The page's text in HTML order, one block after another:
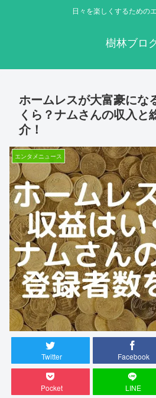
日々を楽しくするための
樹林ブロ
ホームレスが大富豪にな
くら？ナムさんの収入と
介！
エンタメニュース
Twitter Facebook
Pocket LINE